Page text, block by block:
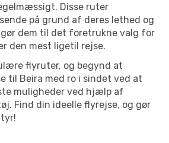
Disse ruter
på grund af deres lethed og
dem til det foretrukne valg for
den mest ligetil rejse.
flyruter, og begynd at
til Beira med ro i sindet ved at
muligheder ved hjælp af
Find din ideelle flyrejse, og gør